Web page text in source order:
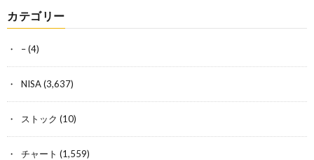
カテゴリー
–(4)
NISA(3,637)
ストック (10)
チャート (1,559)